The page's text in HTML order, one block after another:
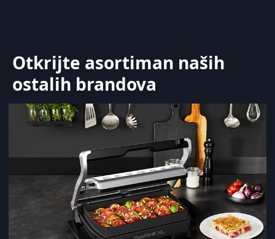
Otkrijte asortiman naših
ostalih brandova